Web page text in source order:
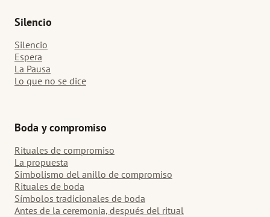
Silencio
Silencio
Espera
La Pausa
Lo que no se dice
Boda y compromiso
Rituales de compromiso
La propuesta
Simbolismo del anillo de compromiso
Rituales de boda
Símbolos tradicionales de boda
Antes de la ceremonia, después del ritual